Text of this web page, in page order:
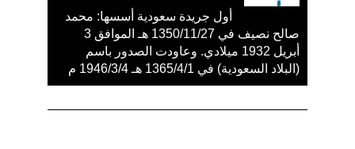
أول جريدة سعودية أسسها: محمد
صالح نصيف في 1350/11/27 هـ الموافق 3
أبريل 1932 ميلادي. وعاودت الصدور باسم
(البلاد السعودية) في 1365/4/1 هـ 1946/3/4 م